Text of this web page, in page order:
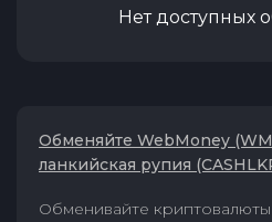
Нет доступных
Обменяйте WebMoney
ланкийская рупия
Обменивайте